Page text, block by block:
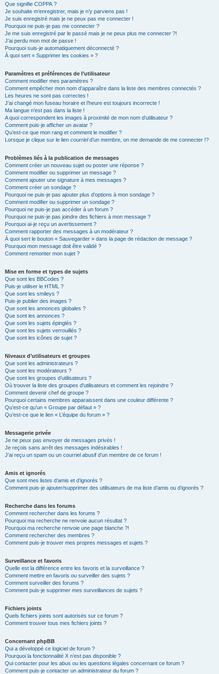
Que signifie COPPA ?
Je souhaite m’enregistrer, mais je n’y parviens pas !
Je suis enregistré mais je ne peux pas me connecter !
Pourquoi ne puis-je pas me connecter ?
Je me suis enregistré par le passé mais je ne peux plus me connecter ?!
J’ai perdu mon mot de passe !
Pourquoi suis-je automatiquement déconnecté ?
À quoi sert « Supprimer les cookies » ?
Paramètres et préférences de l’utilisateur
Comment modifier mes paramètres ?
Comment empêcher mon nom d’apparaître dans la liste des membres connectés ?
Les heures ne sont pas correctes !
J’ai changé mon fuseau horaire et l’heure est toujours incorrecte !
Ma langue n’est pas dans la liste !
A quoi correspondent les images à proximité de mon nom d’utilisateur ?
Comment puis-je afficher un avatar ?
Qu’est-ce que mon rang et comment le modifier ?
Lorsque je clique sur le lien courrield’un membre, on me demande de me connecter !?
Problèmes liés à la publication de messages
Comment créer un nouveau sujet ou poster une réponse ?
Comment modifier ou supprimer un message ?
Comment ajouter une signature à mes messages ?
Comment créer un sondage ?
Pourquoi ne puis-je pas ajouter plus d’options à mon sondage ?
Comment modifier ou supprimer un sondage ?
Pourquoi ne puis-je pas accéder à un forum ?
Pourquoi ne puis-je pas joindre des fichiers à mon message ?
Pourquoi ai-je reçu un avertissement ?
Comment rapporter des messages à un modérateur ?
À quoi sert le bouton « Sauvegarder » dans la page de rédaction de message ?
Pourquoi mon message doit être validé ?
Comment remonter mon sujet ?
Mise en forme et types de sujets
Que sont les BBCodes ?
Puis-je utiliser le HTML ?
Que sont les smileys ?
Puis-je publier des images ?
Que sont les annonces globales ?
Que sont les annonces ?
Que sont les sujets épinglés ?
Que sont les sujets verrouillés ?
Que sont les icônes de sujet ?
Niveaux d’utilisateurs et groupes
Que sont les administrateurs ?
Que sont les modérateurs ?
Que sont les groupes d’utilisateurs ?
Où trouver la liste des groupes d’utilisateurs et comment les rejoindre ?
Comment devenir chef de groupe ?
Pourquoi certains membres apparaissent dans une couleur différente ?
Qu’est-ce qu’un « Groupe par défaut » ?
Qu’est-ce que le lien « L’équipe du forum » ?
Messagerie privée
Je ne peux pas envoyer de messages privés !
Je reçois sans arrêt des messages indésirables !
J’ai reçu un spam ou un courriel abusif d’un membre de ce forum !
Amis et ignorés
Que sont mes listes d’amis et d’ignorés ?
Comment puis-je ajouter/supprimer des utilisateurs de ma liste d’amis ou d’ignorés ?
Recherche dans les forums
Comment rechercher dans les forums ?
Pourquoi ma recherche ne renvoie aucun résultat ?
Pourquoi ma recherche renvoie une page blanche ?!
Comment rechercher des membres ?
Comment puis-je trouver mes propres messages et sujets ?
Surveillance et favoris
Quelle est la différence entre les favoris et la surveillance ?
Comment mettre en favoris ou surveiller des sujets ?
Comment surveiller des forums ?
Comment puis-je supprimer mes surveillances de sujets ?
Fichiers joints
Quels fichiers joints sont autorisés sur ce forum ?
Comment trouver tous mes fichiers joints ?
Concernant phpBB
Qui a développé ce logiciel de forum ?
Pourquoi la fonctionnalité X n’est pas disponible ?
Qui contacter pour les abus ou les questions légales concernant ce forum ?
Comment puis-je contacter un administrateur du forum ?